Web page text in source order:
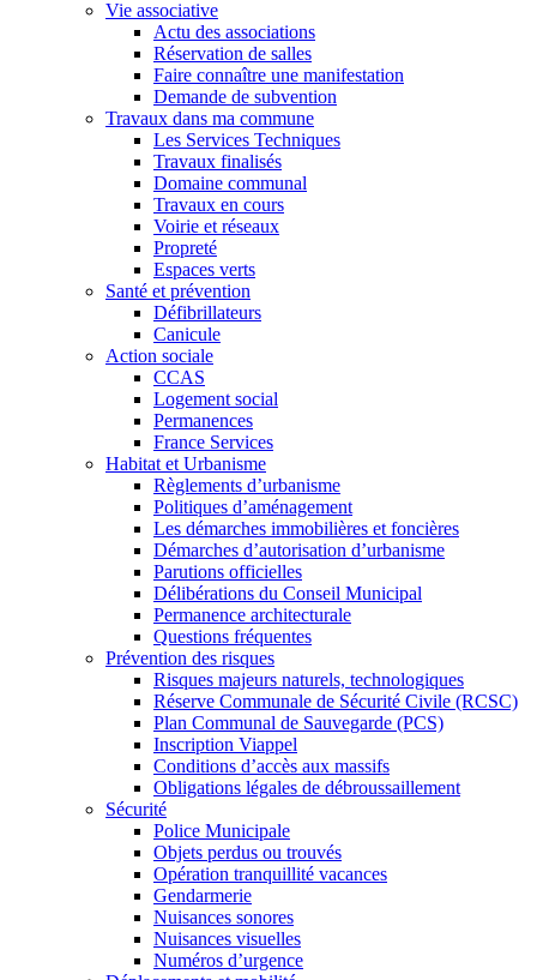
Vie associative
Actu des associations
Réservation de salles
Faire connaître une manifestation
Demande de subvention
Travaux dans ma commune
Les Services Techniques
Travaux finalisés
Domaine communal
Travaux en cours
Voirie et réseaux
Propreté
Espaces verts
Santé et prévention
Défibrillateurs
Canicule
Action sociale
CCAS
Logement social
Permanences
France Services
Habitat et Urbanisme
Règlements d’urbanisme
Politiques d’aménagement
Les démarches immobilières et foncières
Démarches d’autorisation d’urbanisme
Parutions officielles
Délibérations du Conseil Municipal
Permanence architecturale
Questions fréquentes
Prévention des risques
Risques majeurs naturels, technologiques
Réserve Communale de Sécurité Civile (RCSC)
Plan Communal de Sauvegarde (PCS)
Inscription Viappel
Conditions d’accès aux massifs
Obligations légales de débroussaillement
Sécurité
Police Municipale
Objets perdus ou trouvés
Opération tranquillité vacances
Gendarmerie
Nuisances sonores
Nuisances visuelles
Numéros d’urgence